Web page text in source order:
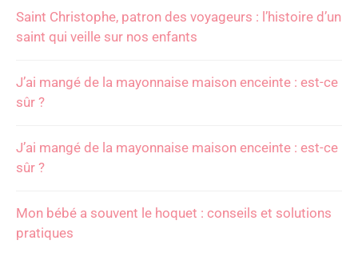
Saint Christophe, patron des voyageurs : l’histoire d’un
saint qui veille sur nos enfants
J’ai mangé de la mayonnaise maison enceinte : est-ce
sûr ?
J’ai mangé de la mayonnaise maison enceinte : est-ce
sûr ?
Mon bébé a souvent le hoquet : conseils et solutions
pratiques